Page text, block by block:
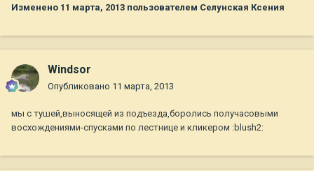
Изменено 11 марта, 2013 пользователем Селунская Ксения
Windsor
Опубликовано 11 марта, 2013
мы с тушей,выносящей из подъезда,боролись получасовыми
восхождениями-спусками по лестнице и кликером :blush2: